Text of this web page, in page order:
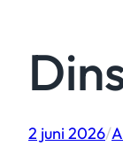
2 juni 2026/